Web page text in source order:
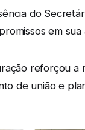
do
em sua
reforçou
de união e